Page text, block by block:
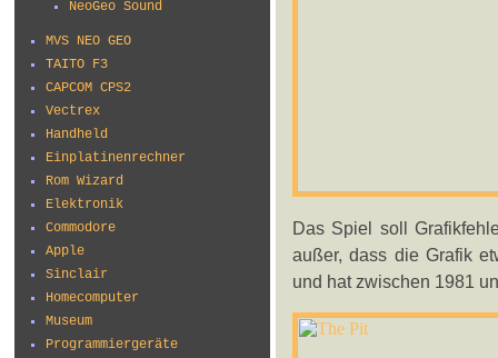
NeoGeo Sound
MVS NEO GEO
TAITO F3
CAPCOM CPS2
Vectrex
Handheld
Einplatinenrechner
Rom Wizard
Elektronik
Commodore
Apple
Sinclair
Homecomputer
Museum
Programmiergeräte
Das Spiel soll
außer, dass die Grafik
und hat zwischen 1981